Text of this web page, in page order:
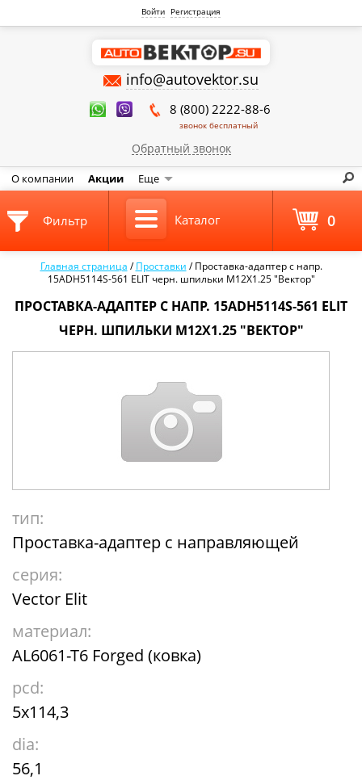
Войти Регистрация
info@autovektor.su
8 (800) 2222-88-6
звонок бесплатный
Обратный звонок
О компании Акции Еще
Главная страница /Проставки /Проставка-адаптер с напр.
15ADH5114S-561 ELIT черн. шпильки M12X1.25 "Вектор"
ПРОСТАВКА-АДАПТЕР С НАПР. 15ADH5114S-561 ELIT
ЧЕРН. ШПИЛЬКИ M12X1.25 "ВЕКТОР"
тип:
Проставка-адаптер с направляющей
серия:
Vector Elit
материал:
AL6061-T6 Forged (ковка)
pcd:
5x114,3
dia:
56,1
Фильтр Каталог 0